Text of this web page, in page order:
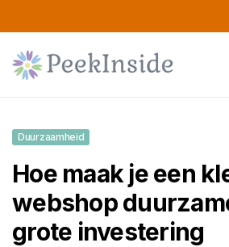
Duurzaamheid
Hoe maak je een
webshop
grote investering